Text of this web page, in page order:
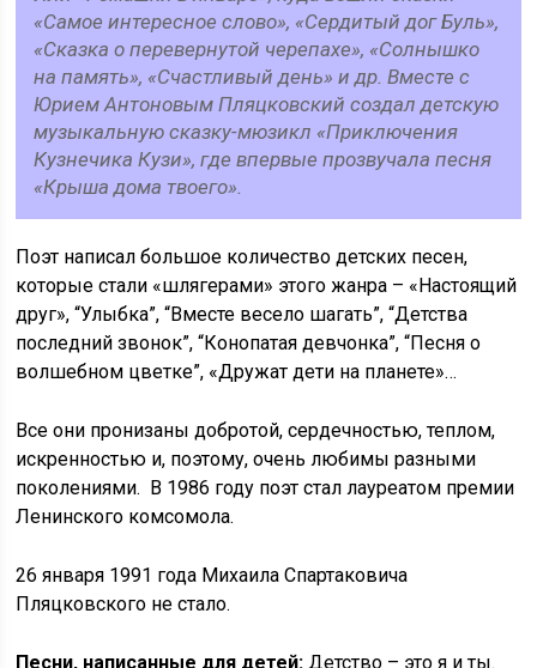
«Самое интересное слово», «Сердитый дог Буль»,
«Сказка о перевернутой черепахе», «Солнышко
на память», «Счастливый день» и др. Вместе с
Юрием Антоновым Пляцковский создал детскую
музыкальную сказку-мюзикл «Приключения
Кузнечика Кузи», где впервые прозвучала песня
«Крыша дома твоего».
Поэт написал большое количество детских песен,
которые стали «шлягерами» этого жанра – «Настоящий
друг», “Улыбка”, “Вместе весело шагать”, “Детства
последний звонок”, “Конопатая девчонка”, “Песня о
волшебном цветке”, «Дружат дети на планете»…
Все они пронизаны добротой, сердечностью, теплом,
искренностью и, поэтому, очень любимы разными
поколениями. В 1986 году поэт стал лауреатом премии
Ленинского комсомола.
26 января 1991 года Михаила Спартаковича
Пляцковского не стало.
Песни, написанные для детей: Детство – это я и ты.